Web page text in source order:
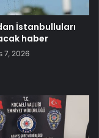
İstanbulluları
haber
7, 2026